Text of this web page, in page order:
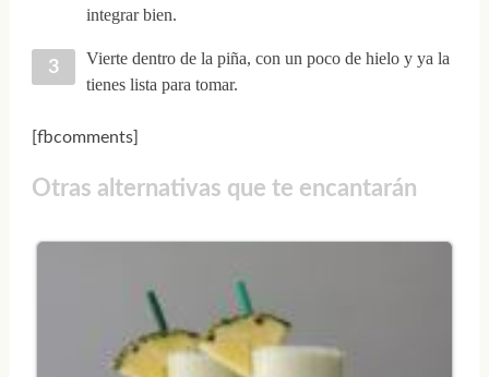
integrar bien.
Vierte dentro de la piña, con un poco de hielo y ya la
tienes lista para tomar.
[fbcomments]
Otras alternativas que te encantarán